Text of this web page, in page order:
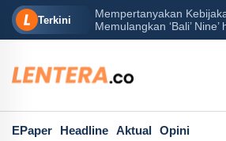
Terkini
Mempertanyakan
Memulangkan ‘Bali’ Nine’
EPaper Headline Aktual Opini